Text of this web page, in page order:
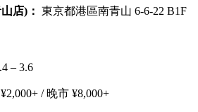
店)： 東京都港區南青山 6-6-22 B1F
– 3.6
/ 晚市 ¥8,000+